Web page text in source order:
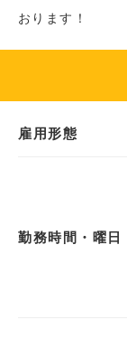
おります！
雇用形態
勤務時間・曜日